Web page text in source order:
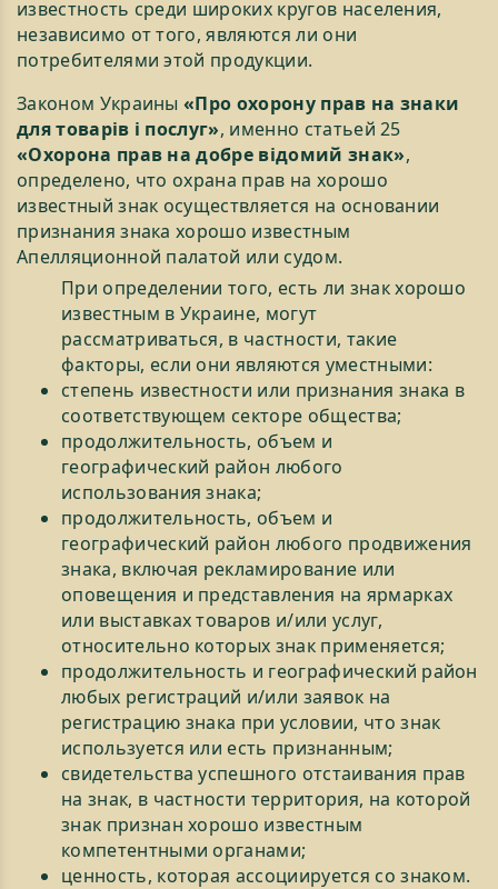
известность среди широких кругов населения,
независимо от того, являются ли они
потребителями этой продукции.
Законом Украины«Про охорону прав на знаки
для товарів і послуг», именно статьей 25
«Охорона прав на добре відомий знак»,
определено, что охрана прав на хорошо
известный знак осуществляется на основании
признания знака хорошо известным
Апелляционной палатой или судом.
При определении того, есть ли знак хорошо
известным в Украине, могут
рассматриваться, в частности, такие
факторы, если они являются уместными:
степень известности или признания знака в
соответствующем секторе общества;
продолжительность, объем и
географический район любого
использования знака;
продолжительность, объем и
географический район любого продвижения
знака, включая рекламирование или
оповещения и представления на ярмарках
или выставках товаров и/или услуг,
относительно которых знак применяется;
продолжительность и географический район
любых регистраций и/или заявок на
регистрацию знака при условии, что знак
используется или есть признанным;
свидетельства успешного отстаивания прав
на знак, в частности территория, на которой
знак признан хорошо известным
компетентными органами;
ценность, которая ассоциируется со знаком.